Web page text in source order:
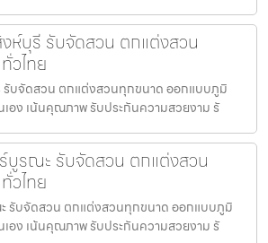
ห์บุรี รับจัดสวน ตกแต่งสวน
วไทย
บจัดสวน ตกแต่งสวนทุกขนาด ออกแบบภูมิ
เอง เน้นคุณภาพ รับประกันความสวยงาม รั
บูรณะ รับจัดสวน ตกแต่งสวน
วไทย
รับจัดสวน ตกแต่งสวนทุกขนาด ออกแบบภูมิ
เอง เน้นคุณภาพ รับประกันความสวยงาม รั